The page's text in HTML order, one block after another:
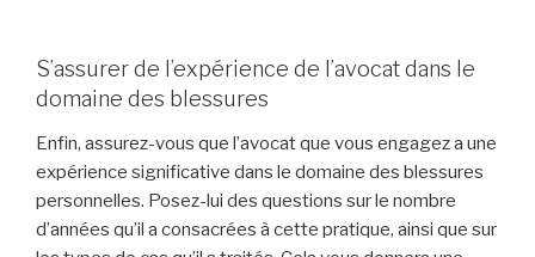
S’assurer de l’expérience de l’avocat dans le
domaine des blessures
Enfin, assurez-vous que l’avocat que vous engagez a une
expérience significative dans le domaine des blessures
personnelles. Posez-lui des questions sur le nombre
d’années qu’il a consacrées à cette pratique, ainsi que sur